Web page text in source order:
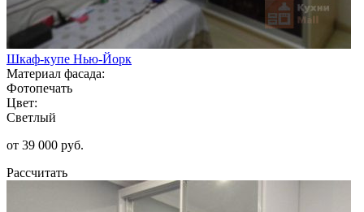
Шкаф-купе Нью-Йорк
Материал фасада:
Фотопечать
Цвет:
Светлый
от 39 000 руб.
Рассчитать